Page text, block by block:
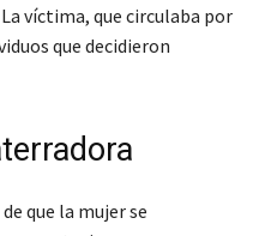
La víctima, que circulaba por
que decidieron
que la mujer se